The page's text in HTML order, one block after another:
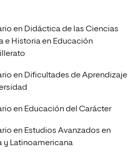
en Didáctica de las Ciencias
e Historia en Educación
en Dificultades de Aprendizaje
en Educación del Carácter
en Estudios Avanzados en
y Latinoamericana